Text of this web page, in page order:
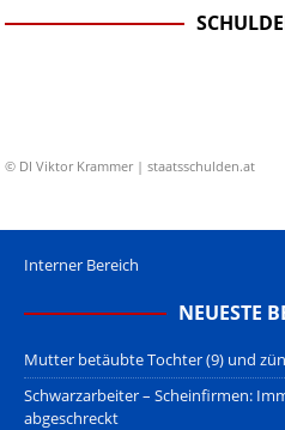
© DI Viktor Krammer | staatsschulden.at
Interner Bereich
NEUESTE
Mutter betäubte Tochter (9) und
Schwarzarbeiter – Scheinfirmen:
abgeschreckt